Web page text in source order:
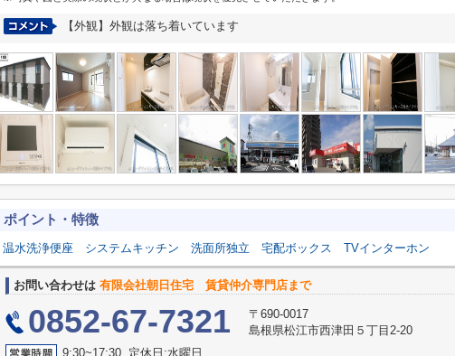
【外観】外観は落ち着いています
ポイント・特徴
温水洗浄便座 システムキッチン 洗面所独立 宅配ボックス TVインターホン
お問い合わせは 有限会社朝日住宅 賃貸仲介専門店まで
0852-67-7321
〒690-0017
島根県松江市西津田５丁目2-20
9:30~17:30 定休日:水曜日